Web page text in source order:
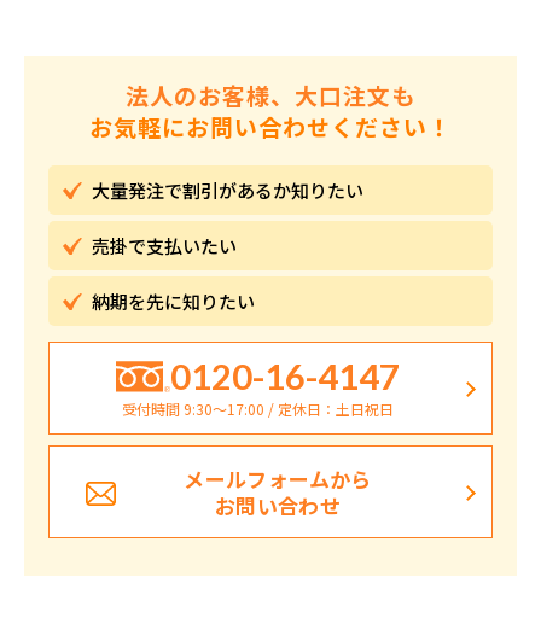
法人のお客様、大口注文も
お気軽にお問い合わせください！
大量発注で割引があるか知りたい
売掛で支払いたい
納期を先に知りたい
0120-16-4147
受付時間 9:30〜17:00 / 定休日：土日祝日
メールフォームから
お問い合わせ